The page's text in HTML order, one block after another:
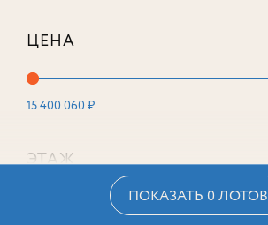
ЦЕНА
15 400 060 ₽
ЭТАЖ
ПОКАЗАТЬ 0 ЛОТОВ